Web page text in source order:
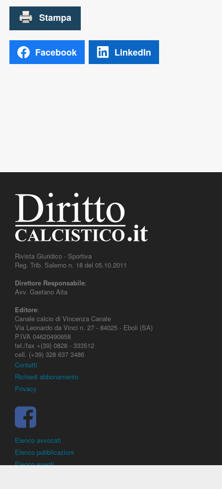
Facebook LinkedIn
Rivista Giuridico - Sportiva
Reg. Trib. Salerno n. 18 del 05.10.2011
Direttore Responsabile:
Avv. Gaetano Aita
Editore:
Canale calcio di Vincenza Canale
Via Leonardo da Vinci n. 27 - 84025 - Eboli (SA)
P.IVA 04620490658
tel./fax +(39) 0828 - 333512
cell. (+39) 328 637 3486
Contatti
Richiedi abbonamento
Privacy
Elenco avvocati
Elenco pubblicazioni
Elenco eventi